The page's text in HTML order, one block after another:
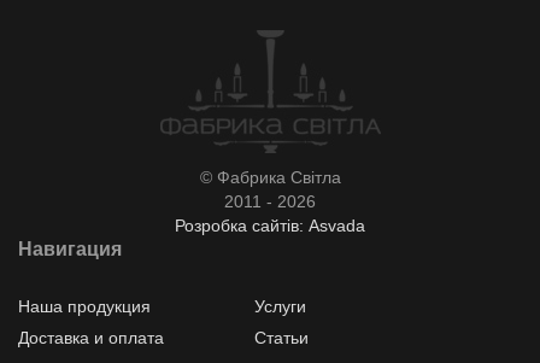
© Фабрика Світла
2011 - 2026
Розробка сайтів: Asvada
Навигация
Наша продукция
Услуги
Доставка и оплата
Статьи